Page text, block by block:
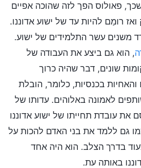
פאולוס הפך לזה שהוכה אפיים
רומַם להיות עד של ישוע אדוננו.
משנים עשר התלמידים של ישוע.
, הוא גם ביצע את העבודה של
שונים, דבר שהיה כרוך
בכנסיות, כלומר, הובלת
לאמונה באלוהים. עדותו של
את עובדת תחייתו של ישוע אדוננו
גם ללמד את בני האדם להכות על
בדרך הצלב. הוא היה אחד
באותה עת.